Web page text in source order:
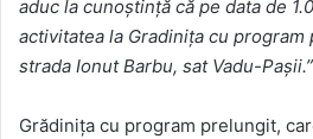
aduc la cunoștință că pe data de
activitatea la Gradinița cu program
strada Ionut Barbu, sat Vadu-Pașii.”
Grădinița cu program prelungit,